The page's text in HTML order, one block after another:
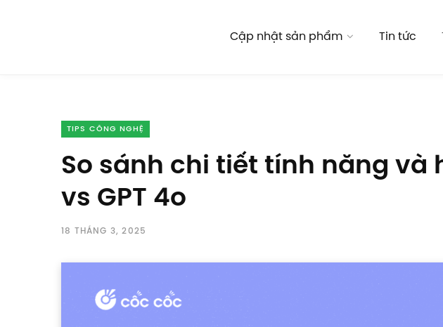
Cập nhật sản phẩm Tin tức
TIPS CÔNG NGHỆ
So sánh chi tiết tính năng và
vs GPT 4o
18 THÁNG 3, 2025